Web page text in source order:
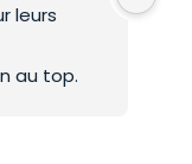
leurs
au top.